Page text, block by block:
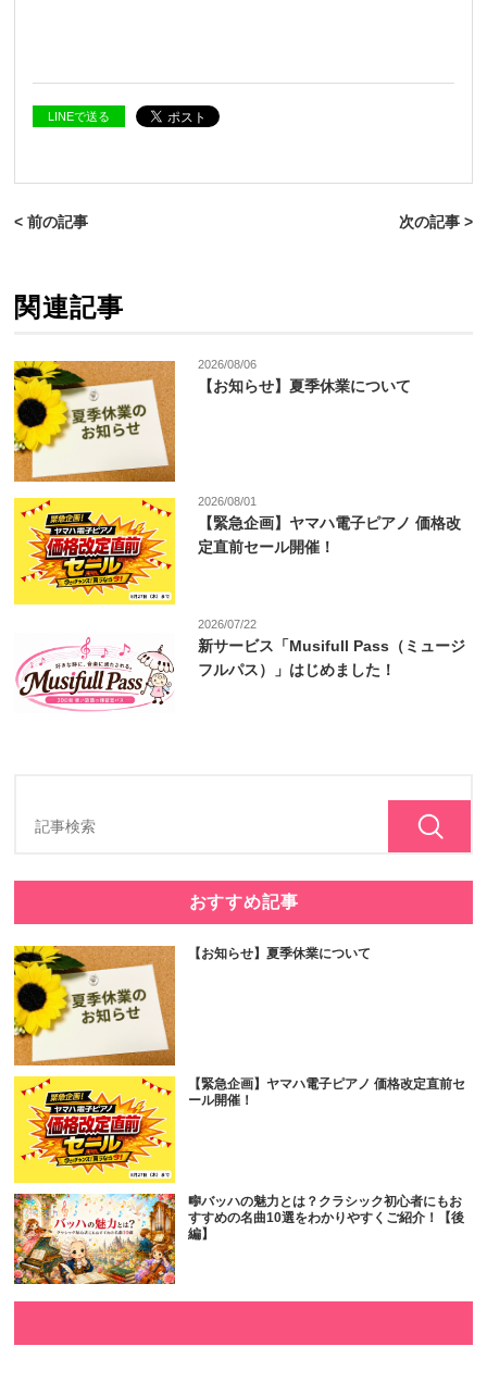
LINEで送る
< 前の記事 次の記事 >
関連記事
2026/08/06
【お知らせ】夏季休業について
2026/08/01
【緊急企画】ヤマハ電子ピアノ 価格改
定直前セール開催！
2026/07/22
新サービス「Musifull Pass（ミュージ
フルパス）」はじめました！
おすすめ記事
【お知らせ】夏季休業について
【緊急企画】ヤマハ電子ピアノ 価格改定直前セ
ール開催！
🎼バッハの魅力とは？クラシック初心者にもお
すすめの名曲10選をわかりやすくご紹介！【後
編】